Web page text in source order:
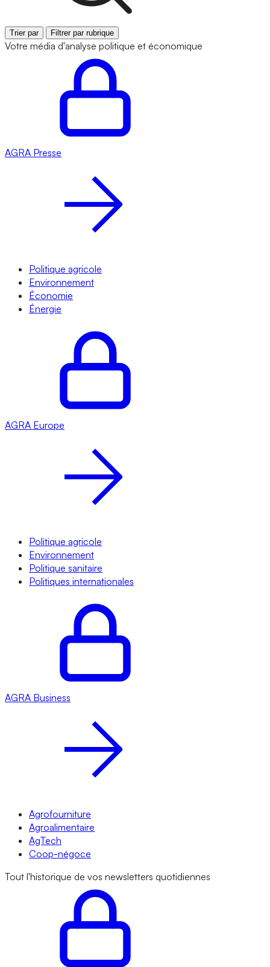
Trier par Filtrer par rubrique
Votre média d'analyse politique et économique
AGRA Presse
Politique agricole
Environnement
Économie
Énergie
AGRA Europe
Politique agricole
Environnement
Politique sanitaire
Politiques internationales
AGRA Business
Agrofourniture
Agroalimentaire
AgTech
Coop-négoce
Tout l'historique de vos newsletters quotidiennes